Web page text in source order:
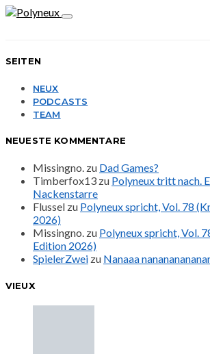
SEITEN
NEUX
PODCASTS
TEAM
NEUESTE KOMMENTARE
Missingno. zu Dad Games?
Timberfox13 zu Polyneux tritt nach.
Nackenstarre
Flussel zu Polyneux spricht, Vol. 78
2026)
Missingno. zu Polyneux spricht, Vol.
Edition 2026)
SpielerZwei zu Nanaaa
VIEUX